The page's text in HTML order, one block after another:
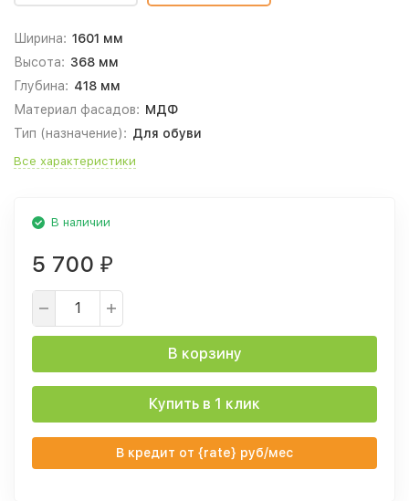
Ширина: 1601 мм
Высота: 368 мм
Глубина: 418 мм
Материал фасадов: МДФ
Тип (назначение): Для обуви
Все характеристики
В наличии
5 700 ₽
В корзину
Купить в 1 клик
В кредит от {rate} руб/мес